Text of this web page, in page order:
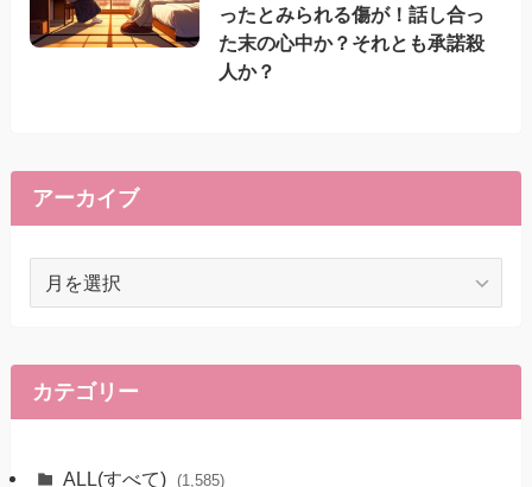
ったとみられる傷が！話し合っ
た末の心中か？それとも承諾殺
人か？
アーカイブ
イ
ブ
カテゴリー
ALL(すべて) (1,585)